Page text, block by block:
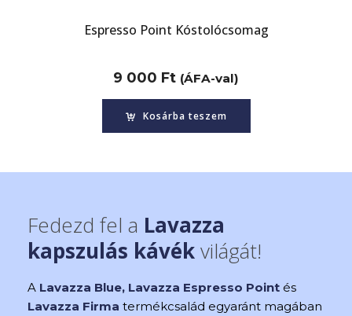
Kóstolócsomag Lavazza Blue Kóstolócsomag
9 000
Kosárba teszem
Fedezd fel a Lavazza
kapszulás kávékvilágát!
A Lavazza Blue, Lavazza Espresso Point és
Lavazza Firma termékcsalád egyaránt magában